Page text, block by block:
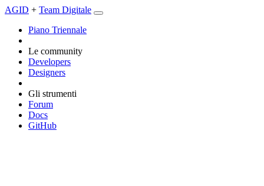
AGID + Team Digitale
Piano Triennale
Le community
Developers
Designers
Gli strumenti
Forum
Docs
GitHub